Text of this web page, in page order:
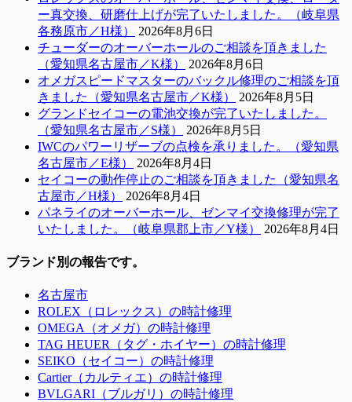
ー真交換、研磨仕上げが完了いたしました。（岐阜県
各務原市／H様）
2026年8月6日
チューダーのオーバーホールのご相談を頂きました
（愛知県名古屋市／K様）
2026年8月6日
オメガスピードマスターのバックル修理のご相談を頂
きました（愛知県名古屋市／K様）
2026年8月5日
グランドセイコーの電池交換が完了いたしました。
（愛知県名古屋市／S様）
2026年8月5日
IWCのパワーリザーブの点検を承りました。（愛知県
名古屋市／E様）
2026年8月4日
セイコーの動作停止のご相談を頂きました（愛知県名
古屋市／H様）
2026年8月4日
パネライのオーバーホール、ゼンマイ交換修理が完了
いたしました。（岐阜県郡上市／Y様）
2026年8月4日
ブランド別の報告です。
名古屋市
ROLEX（ロレックス）の時計修理
OMEGA（オメガ）の時計修理
TAG HEUER（タグ・ホイヤー）の時計修理
SEIKO（セイコー）の時計修理
Cartier（カルティエ）の時計修理
BVLGARI（ブルガリ）の時計修理